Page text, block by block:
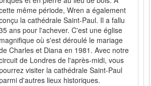
même période, Wren a également
la cathédrale Saint-Paul. Il a fallu
ans pour l'achever. C'est une église
magnifique où s'est déroulé le mariage
Charles et Diana en 1981. Avec notre
de Londres de l'après-midi, vous
visiter la cathédrale Saint-Paul
d'autres lieux historiques.